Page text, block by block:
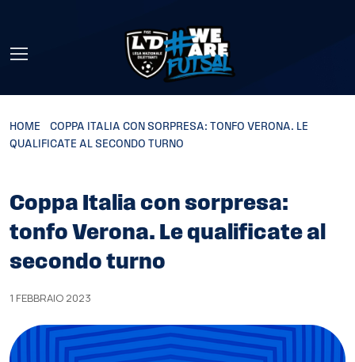
HOME
COPPA ITALIA CON SORPRESA: TONFO VERONA. LE
QUALIFICATE AL SECONDO TURNO
Coppa Italia con sorpresa:
tonfo Verona. Le qualificate al
secondo turno
1 FEBBRAIO 2023